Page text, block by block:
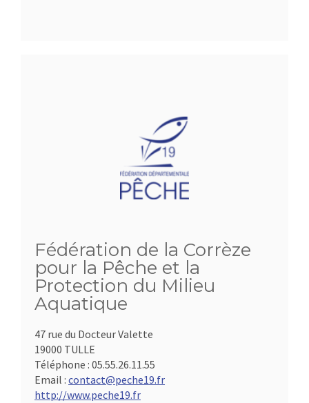
Fédération de la Corrèze
pour la Pêche et la
Protection du Milieu
Aquatique
47 rue du Docteur Valette
19000 TULLE
Téléphone : 05.55.26.11.55
Email : contact@peche19.fr
http://www.peche19.fr